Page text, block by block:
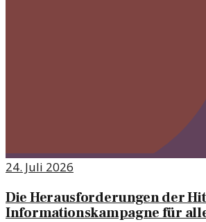
24. Juli 2026
Die Herausforderungen der
Informationskampagne für